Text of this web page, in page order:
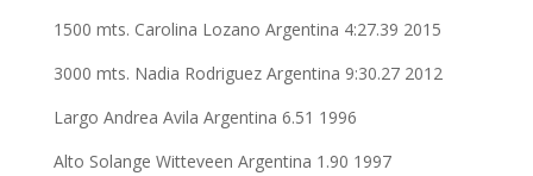
1500 mts. Carolina Lozano Argentina 4:27.39 2015
3000 mts. Nadia Rodriguez Argentina 9:30.27 2012
Largo Andrea Avila Argentina 6.51 1996
Alto Solange Witteveen Argentina 1.90 1997